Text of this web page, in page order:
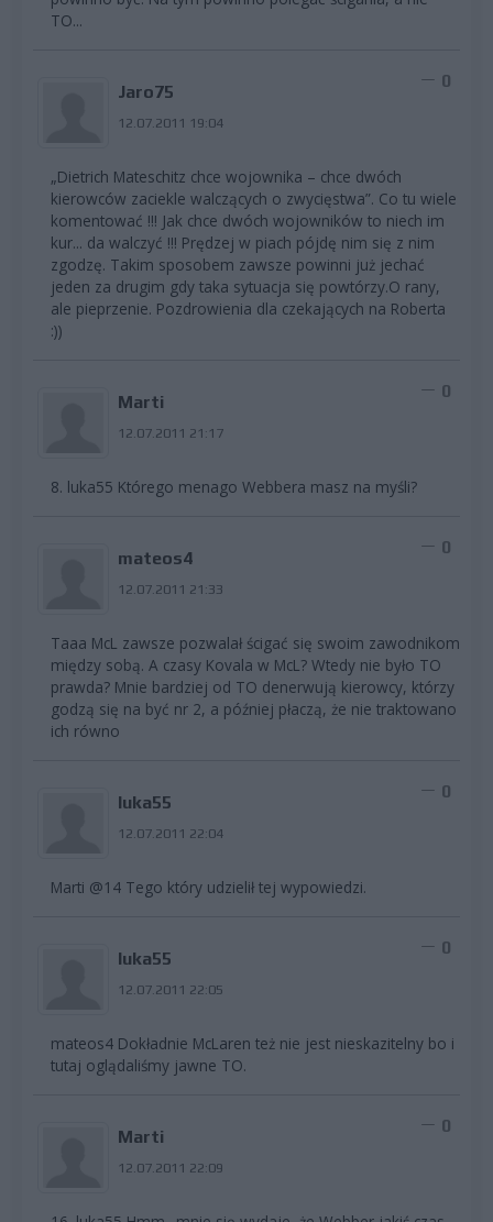
TO...
Jaro75
12.07.2011 19:04
0
„Dietrich Mateschitz chce wojownika – chce dwóch
kierowców zaciekle walczących o zwycięstwa”. Co tu wiele
komentować !!! Jak chce dwóch wojowników to niech im
kur... da walczyć !!! Prędzej w piach pójdę nim się z nim
zgodzę. Takim sposobem zawsze powinni już jechać
jeden za drugim gdy taka sytuacja się powtórzy.O rany,
ale pieprzenie. Pozdrowienia dla czekających na Roberta
:))
Marti
12.07.2011 21:17
0
8. luka55 Którego menago Webbera masz na myśli?
mateos4
12.07.2011 21:33
0
Taaa McL zawsze pozwalał ścigać się swoim zawodnikom
między sobą. A czasy Kovala w McL? Wtedy nie było TO
prawda? Mnie bardziej od TO denerwują kierowcy, którzy
godzą się na być nr 2, a później płaczą, że nie traktowano
ich równo
luka55
12.07.2011 22:04
0
Marti @14 Tego który udzielił tej wypowiedzi.
luka55
12.07.2011 22:05
0
mateos4 Dokładnie McLaren też nie jest nieskazitelny bo i
tutaj oglądaliśmy jawne TO.
Marti
12.07.2011 22:09
0